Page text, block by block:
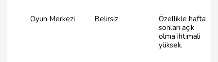
Oyun Merkezi Belirsiz
Özellikle hafta
sonları açık
olma ihtimali
yüksek.